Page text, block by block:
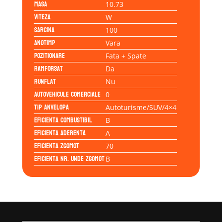
Masa 10.73
Viteza W
Sarcina 100
Anotimp Vara
Pozitionare Fata + Spate
Ramforsat Da
Runflat Nu
Autovehicule comerciale 0
Tip anvelopa Autoturisme/SUV/4×4
Eficienta Combustibil B
Eficienta Aderenta A
Eficienta Zgomot 70
Eficienta Nr. Unde ZgomotB